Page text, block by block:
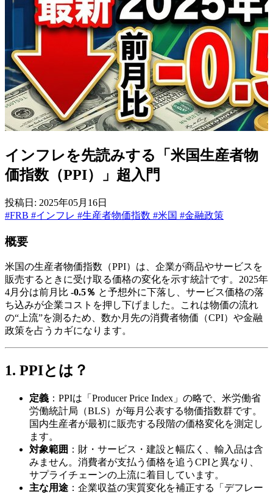
インフレを先読みする「米国生産者物
価指数（PPI）」超入門
投稿日: 2025年05月16日
#FRB #インフレ #生産者物価指数 #米国 #金融政策
概要
米国の生産者物価指数（PPI）は、企業が商品やサービスを
販売するときに受け取る価格の変化を示す統計です。2025年
4月分は前月比 -0.5％ と予想外に下落し、サービス価格の落
ち込みが企業コストを押し下げました。これは物価の流れ
の“上流”を測るため、数か月先の消費者物価（CPI）や金融
政策を占うカギになります。
1. PPIとは？
定義 ：PPIは「Producer Price Index」の略で、米労働省
労働統計局（BLS）が毎月公表する物価指数群です。
国内生産者が最初に販売する段階の価格変化を測定し
ます。
対象範囲 ：財・サービス・建設と幅広く、輸入品は含
みません。消費者が支払う価格を追うCPIと異なり、
サプライチェーンの上流に着目しています。
主な用途 ：企業収益の実質変化を補正する「デフレー